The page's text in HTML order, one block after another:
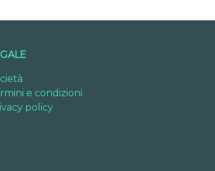
e condizioni
policy